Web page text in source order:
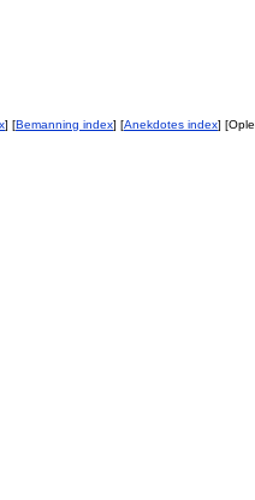
] [Bemanning index] [Anekdotes index]